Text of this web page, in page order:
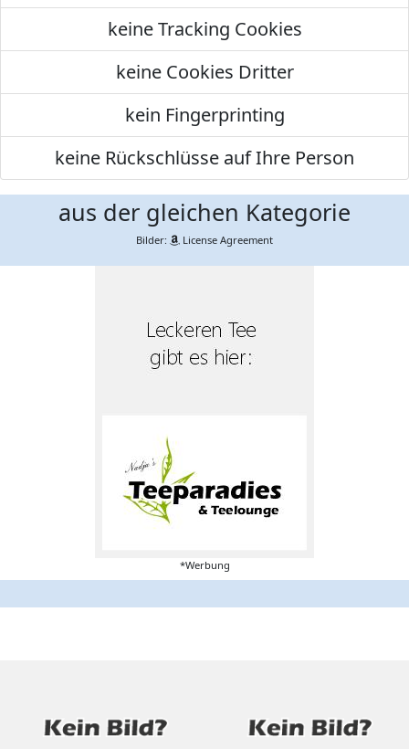
keine Tracking Cookies
keine Cookies Dritter
kein Fingerprinting
keine Rückschlüsse auf Ihre Person
aus der gleichen Kategorie
Bilder: License Agreement
*Werbung